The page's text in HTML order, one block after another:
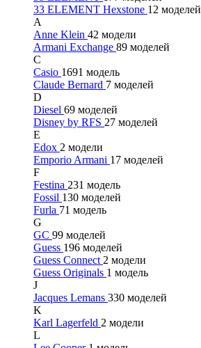
33 ELEMENT Hexstone 12 моделей
A
Anne Klein 42 модели
Armani Exchange 89 моделей
C
Casio 1691 модель
Claude Bernard 7 моделей
D
Diesel 69 моделей
Disney by RFS 27 моделей
E
Edox 2 модели
Emporio Armani 17 моделей
F
Festina 231 модель
Fossil 130 моделей
Furla 71 модель
G
GC 99 моделей
Guess 196 моделей
Guess Connect 2 модели
Guess Originals 1 модель
J
Jacques Lemans 330 моделей
K
Karl Lagerfeld 2 модели
L